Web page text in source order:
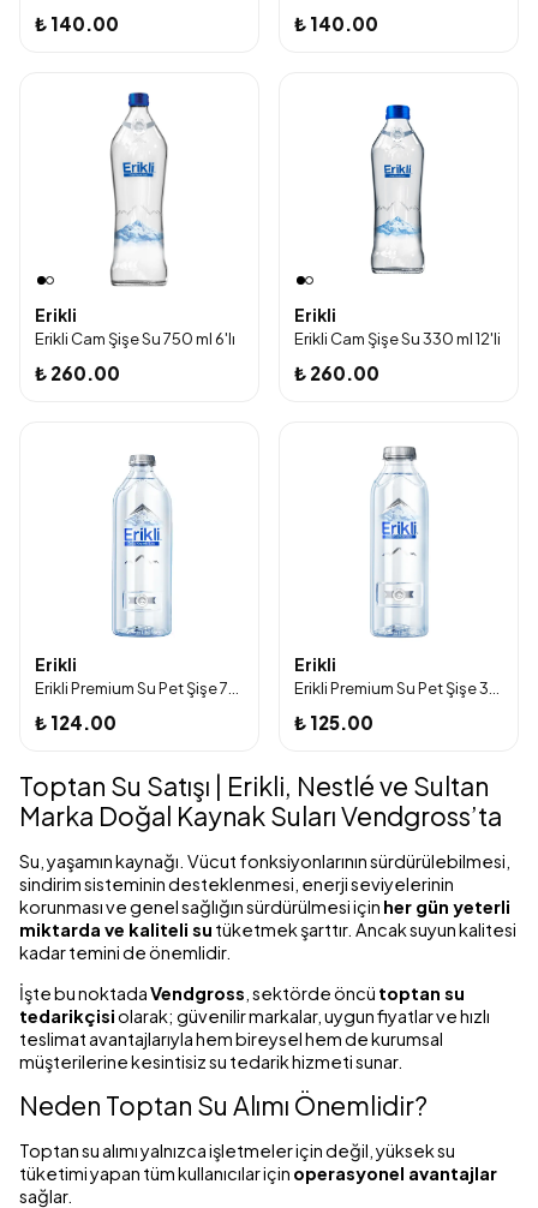
₺ 140.00 ₺ 140.00
Erikli
Erikli Cam Şişe Su 750 ml 6'lı
₺ 260.00
Erikli
Erikli Cam Şişe Su 330 ml 12'li
₺ 260.00
Erikli
₺ 124.00
Erikli
₺ 125.00
Toptan Su Satışı | Erikli, Nestlé ve Sultan
Marka Doğal Kaynak Suları Vendgross’ta
Su, yaşamın kaynağı. Vücut fonksiyonlarının sürdürülebilmesi,
sindirim sisteminin desteklenmesi, enerji seviyelerinin
korunması ve genel sağlığın sürdürülmesi için her gün yeterli
miktarda ve kaliteli su tüketmek şarttır. Ancak suyun kalitesi
kadar temini de önemlidir.
İşte bu noktadaVendgross, sektörde öncü toptan su
tedarikçisiolarak; güvenilir markalar, uygun fiyatlar ve hızlı
teslimat avantajlarıyla hem bireysel hem de kurumsal
müşterilerine kesintisiz su tedarik hizmeti sunar.
Neden Toptan Su Alımı Önemlidir?
Toptan su alımı yalnızca işletmeler için değil, yüksek su
tüketimi yapan tüm kullanıcılar için operasyonel avantajlar
sağlar.